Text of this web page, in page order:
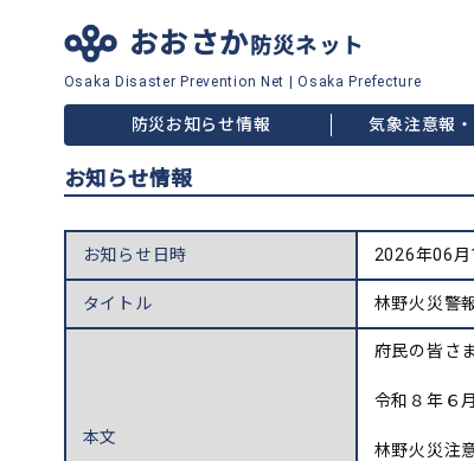
おおさか防災ネット
Osaka Disaster Prevention Net Osaka Prefecture
防災お知らせ情報 気象注意報
お知らせ情報
お知らせ日時 2026年06
タイトル 林野火災警
本文
府民の皆さ
令和８年６
林野火災注